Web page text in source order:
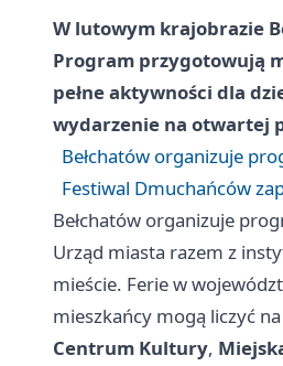
W lutowym krajobrazie
Program przygotowują
pełne aktywności dla
wydarzenie na otwartej
Bełchatów organizuje
Festiwal Dmuchańców
Bełchatów organizuje
Urząd miasta razem z
mieście. Ferie w
mieszkańcy mogą liczyć
Centrum Kultury,